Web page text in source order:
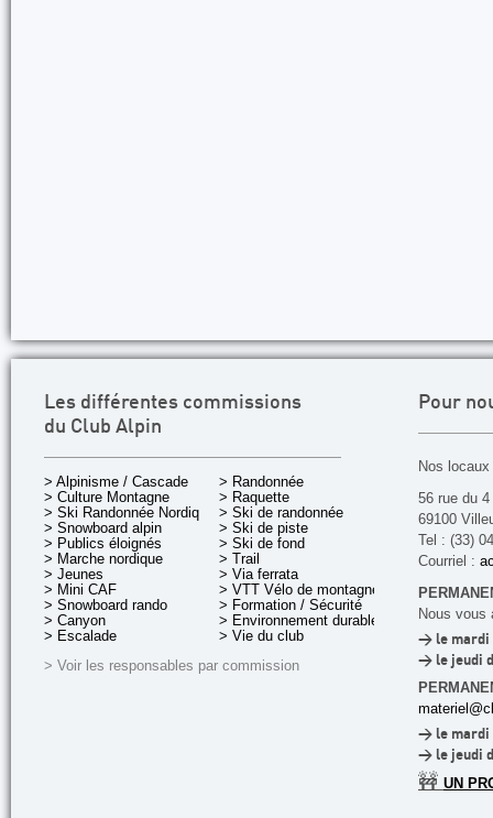
Les différentes commissions
du Club Alpin
> Alpinisme / Cascade
> Culture Montagne
> Ski Randonnée Nordique
> Snowboard alpin
> Publics éloignés
> Marche nordique
> Jeunes
> Mini CAF
> Snowboard rando
> Canyon
> Escalade
> Randonnée
> Raquette
> Ski de randonnée
> Ski de piste
> Ski de fond
> Trail
> Via ferrata
> VTT Vélo de montagne
> Formation / Sécurité
> Environnement durable
> Vie du club
> Voir les responsables par commission
Pour
Nos
56 rue du
69100
Tel : (33)
Courriel :
Nous vous
> le mardi
> le jeudi
> le mardi
> le jeudi
🚧 UN